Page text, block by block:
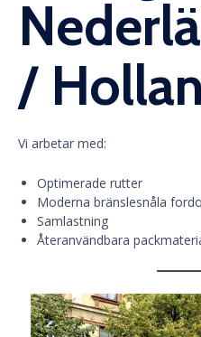
/
Vi arbetar med:
Optimerade rutter
Moderna bränslesnåla
Samlastning
Återanvändbara